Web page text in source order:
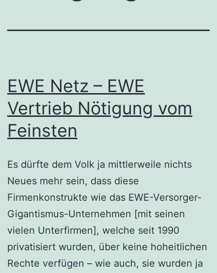
EWE Netz – EWE
Vertrieb Nötigung vom
Feinsten
Es dürfte dem Volk ja mittlerweile nichts
Neues mehr sein, dass diese
Firmenkonstrukte wie das EWE-Versorger-
Gigantismus-Unternehmen [mit seinen
vielen Unterfirmen], welche seit 1990
privatisiert wurden, über keine hoheitlichen
Rechte verfügen – wie auch, sie wurden ja